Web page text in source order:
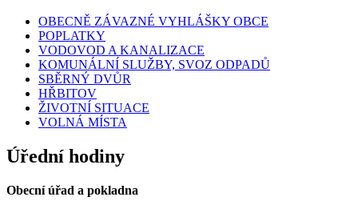
OBECNĚ ZÁVAZNÉ VYHLÁŠKY OBCE
POPLATKY
VODOVOD A KANALIZACE
KOMUNÁLNÍ SLUŽBY, SVOZ ODPADŮ
SBĚRNÝ DVŮR
HŘBITOV
ŽIVOTNÍ SITUACE
VOLNÁ MÍSTA
Úřední hodiny
Obecní úřad a pokladna